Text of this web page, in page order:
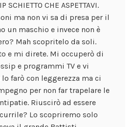
SCHIETTO CHE ASPETTAVI.
ma non vi sa di presa per il
un maschio e invece non è
Mah scopritelo da soli.
e mi direte. Mi occuperò di
e programmi TV e vi
farò con leggerezza ma ci
per non far trapelare le
Riuscirò ad essere
Lo scopriremo solo